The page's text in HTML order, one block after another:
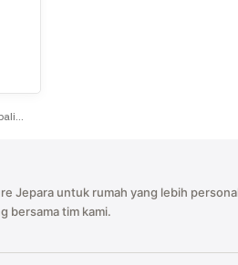
Jepara untuk rumah yang lebih
bersama tim kami.